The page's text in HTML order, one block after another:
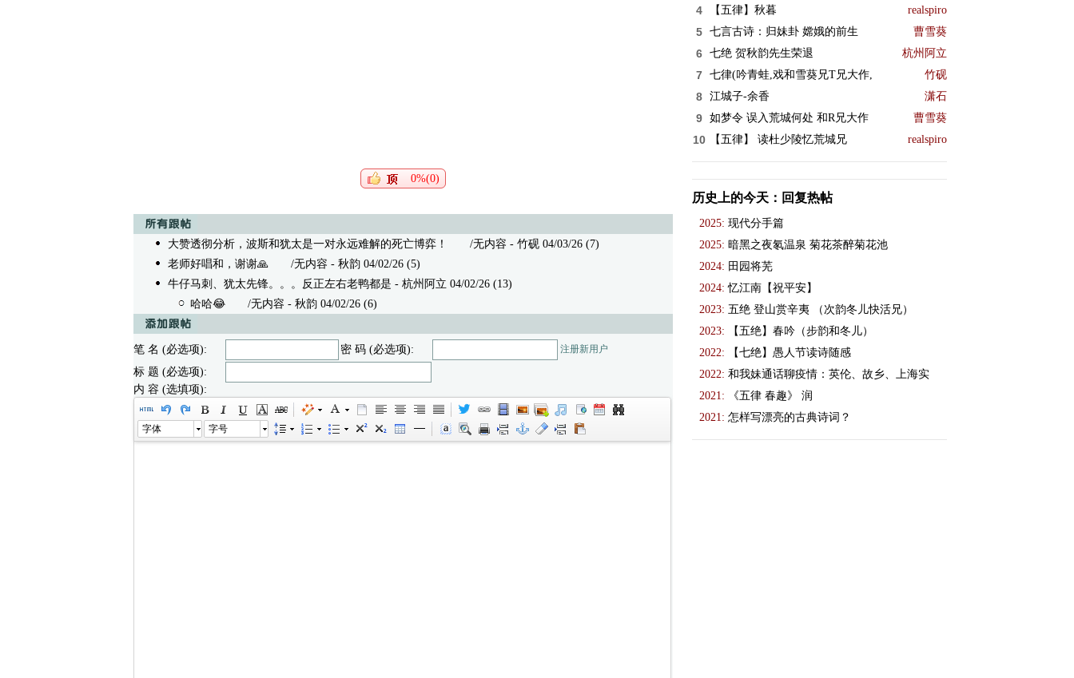
0%(0)
大赞透彻分析，波斯和犹太是一对永远难解的死亡博弈！
/无内容 - 竹砚 04/03/26 (7)
老师好唱和，谢谢🙏/无内容 - 秋韵 04/02/26 (5)
牛仔马刺、犹太先锋。。。反正左右老鸭都是 - 杭州阿立 04/02/26 (13)
哈哈😂/无内容 - 秋韵 04/02/26 (6)
笔 名 (必选项): 密 码 (必选项): 注册新用户
标 题 (必选项):
内 容 (选填项):
字体 字号
4 【五律】秋暮 realspiro
5 七言古诗：归妹卦 嫦娥的前生 曹雪葵
6 七绝 贺秋韵先生荣退 杭州阿立
7 七律(吟青蛙,戏和雪葵兄T兄大作, 竹砚
8 江城子-余香 潇石
9 如梦令 误入荒城何处 和R兄大作 曹雪葵
10 【五律】 读杜少陵忆荒城兄 realspiro
历史上的今天：回复热帖
2025: ​现代分手篇
2025: 暗黑之夜氡温泉 菊花茶醉菊花池
2024: 田园将芜
2024: 忆江南【祝平安】
2023: 五绝 登山赏辛夷 （次韵冬儿快活兄）
2023:
【五绝】春吟（步韵和冬儿）
2022:
【七绝】愚人节读诗随感
2022: 和我妹通话聊疫情：英伦、故乡、上海实
2021:
《五律 春趣》 润
2021: 怎样写漂亮的古典诗词？